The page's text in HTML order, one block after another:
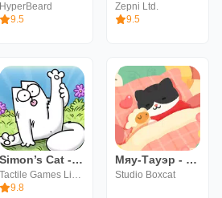
HyperBeard
9.5
Zepni Ltd.
9.5
Simon’s Cat - Crunch Time
Tactile Games Limited
9.8
Мяу-Тауэр - Нонограмма
Studio Boxcat